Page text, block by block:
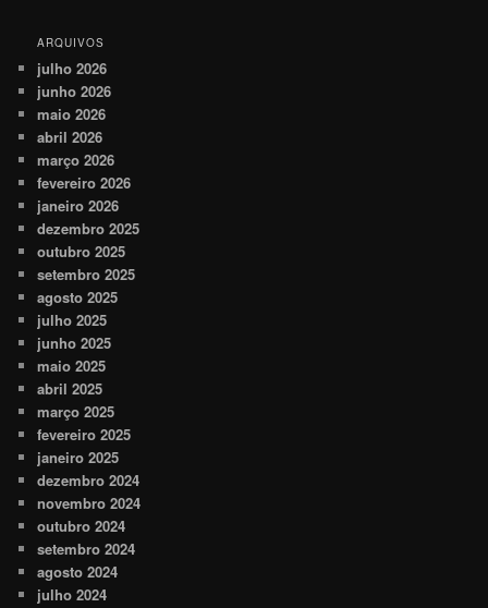
ARQUIVOS
julho 2026
junho 2026
maio 2026
abril 2026
março 2026
fevereiro 2026
janeiro 2026
dezembro 2025
outubro 2025
setembro 2025
agosto 2025
julho 2025
junho 2025
maio 2025
abril 2025
março 2025
fevereiro 2025
janeiro 2025
dezembro 2024
novembro 2024
outubro 2024
setembro 2024
agosto 2024
julho 2024